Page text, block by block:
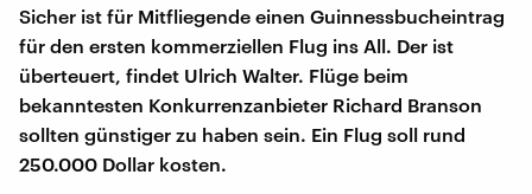
Sicher ist für Mitfliegende einen Guinnessbucheintrag
für den ersten kommerziellen Flug ins All. Der ist
überteuert, findet Ulrich Walter. Flüge beim
bekanntesten Konkurrenzanbieter Richard Branson
sollten günstiger zu haben sein. Ein Flug soll rund
250.000 Dollar kosten.